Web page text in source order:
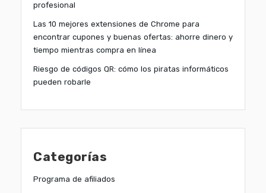
profesional
Las 10 mejores extensiones de Chrome para
encontrar cupones y buenas ofertas: ahorre dinero y
tiempo mientras compra en línea
Riesgo de códigos QR: cómo los piratas informáticos
pueden robarle
Categorías
Programa de afiliados